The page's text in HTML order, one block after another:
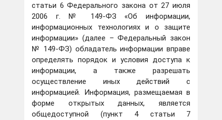
статьи 6 Федерального закона от 27 июля
2006 г. № 149-ФЗ «Об информации,
информационных технологиях и о защите
информации» (далее – Федеральный закон
№ 149-ФЗ) обладатель информации вправе
определять порядок и условия доступа к
информации, а также разрешать
осуществление иных действий с
информацией. Информация, размещаемая в
форме открытых данных, является
общедоступной (пункт 4 статьи 7